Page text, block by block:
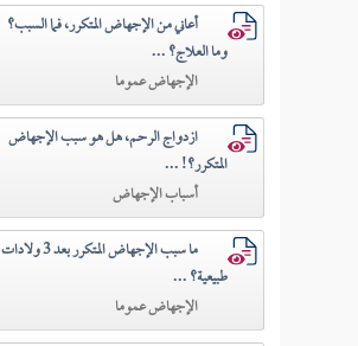
أعاني من الإجهاض المتكرر، فما السبب؟
وما العلاج؟ ...
الإجهاض عموما
ازدواج الرحم، هل هو سبب الإجهاض
المتكرر؟! ...
أسباب الإجهاض
ما سبب الإجهاض المتكرر بعد 3 ولادات
طبيعية؟ ...
الإجهاض عموما